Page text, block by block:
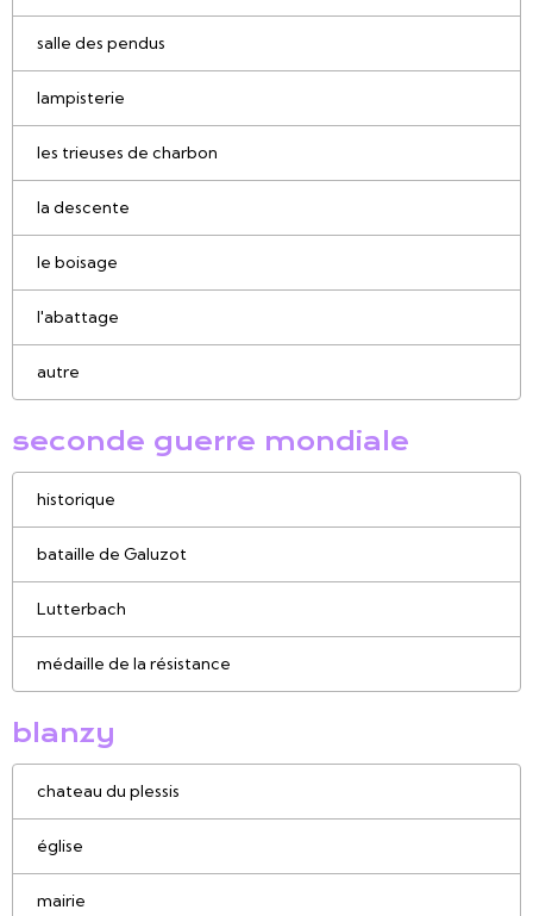
salle des pendus
lampisterie
les trieuses de charbon
la descente
le boisage
l'abattage
autre
seconde guerre mondiale
historique
bataille de Galuzot
Lutterbach
médaille de la résistance
blanzy
chateau du plessis
église
mairie